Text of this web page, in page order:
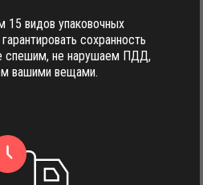
15 видов упаковочных
сохранность
спешим, не нарушаем ПДД,
вашими вещами.